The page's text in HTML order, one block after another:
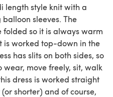
length style knit with a
sleeves. The
so it is always warm
is worked top-down in the
has slits on both sides, so
move freely, sit, walk
dress is worked straight
shorter) and of course,